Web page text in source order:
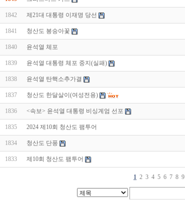
1842 제21대 대통령 이재명 당선
1841 청산도 봉숭아꽃
1840 윤석열 체포
1839 윤석열 대통령 체포 중지(실패)
1838 윤석열 탄핵소추가결
1837 청산도 한달살이(여성전용)
1836 <속보> 윤석열 대통령 비싱계엄 선포
1835 2024 제10회 청산도 팸투어
1834 청산도 단풍
1833 제10회 청산도 팸투어
1 2 3 4 5 6 7 8 9